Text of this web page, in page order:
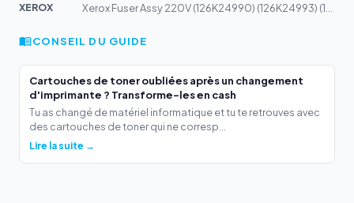
XEROX
Xerox Fuser Assy 220V (126K24990) (126K24993) (126K249...
CONSEIL DU GUIDE
Cartouches de toner oubliées après un changement
d'imprimante ? Transforme-les en cash
Tu as changé de matériel informatique et tu te retrouves avec
des cartouches de toner qui ne corresp...
Lire la suite →